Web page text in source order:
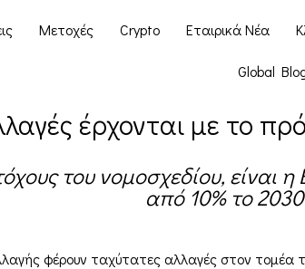
Μετοχές Crypto Εταιρικά Νέα
Global
έρχονται με το
του νομοσχεδίου,
από 10% το 2030
φέρουν ταχύτατες αλλαγές στον